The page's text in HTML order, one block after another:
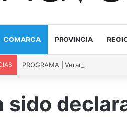
COMARCA PROVINCIA
PROGRAMA | Verano cultural en
sido